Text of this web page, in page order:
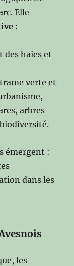
Elle
:
des haies et
verte et
arbres
émergent :
dans les
les